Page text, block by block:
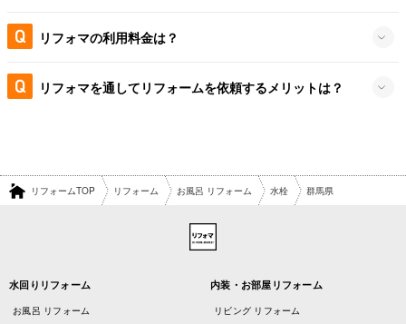
リフォマの利用料金は？
リフォマを通してリフォームを依頼するメリットは？
リフォームTOP リフォーム お風呂 リフォーム 水栓 群馬県
水回りリフォーム
お風呂 リフォーム
内装・お部屋リフォーム
リビング リフォーム